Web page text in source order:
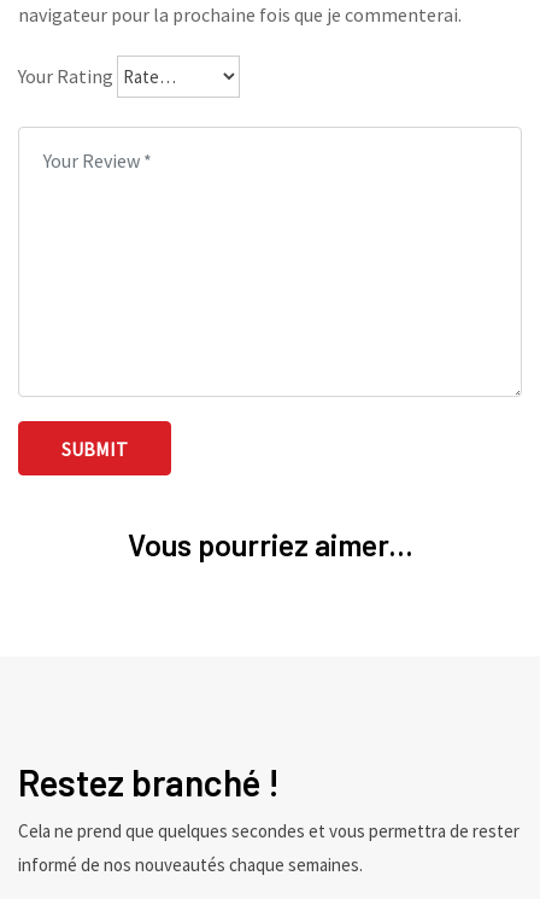
navigateur pour la prochaine fois que je commenterai.
Your Rating
Vous pourriez aimer...
Restez branché !
Cela ne prend que quelques secondes et vous permettra de rester
informé de nos nouveautés chaque semaines.